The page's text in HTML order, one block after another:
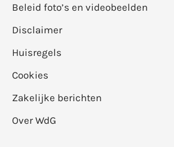
Beleid foto’s en videobeelden
Disclaimer
Huisregels
Cookies
Zakelijke berichten
Over WdG